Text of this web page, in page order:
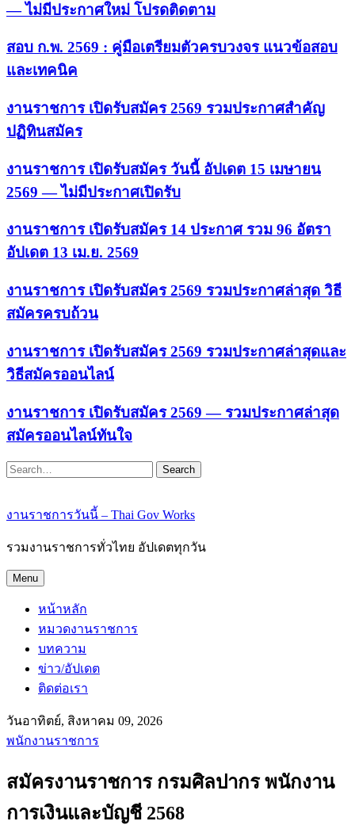
— ไม่มีประกาศใหม่ โปรดติดตาม
สอบ ก.พ. 2569 : คู่มือเตรียมตัวครบวงจร แนวข้อสอบ
และเทคนิค
งานราชการ เปิดรับสมัคร 2569 รวมประกาศสำคัญ
ปฏิทินสมัคร
งานราชการ เปิดรับสมัคร วันนี้ อัปเดต 15 เมษายน
2569 — ไม่มีประกาศเปิดรับ
งานราชการ เปิดรับสมัคร 14 ประกาศ รวม 96 อัตรา
อัปเดต 13 เม.ย. 2569
งานราชการ เปิดรับสมัคร 2569 รวมประกาศล่าสุด วิธี
สมัครครบถ้วน
งานราชการ เปิดรับสมัคร 2569 รวมประกาศล่าสุดและ
วิธีสมัครออนไลน์
งานราชการ เปิดรับสมัคร 2569 — รวมประกาศล่าสุด
สมัครออนไลน์ทันใจ
Search
งานราชการวันนี้ – Thai Gov Works
รวมงานราชการทั่วไทย อัปเดตทุกวัน
Menu
หน้าหลัก
หมวดงานราชการ
บทความ
ข่าว/อัปเดต
ติดต่อเรา
วันอาทิตย์, สิงหาคม 09, 2026
พนักงานราชการ
สมัครงานราชการ กรมศิลปากร พนักงาน
การเงินและบัญชี 2568